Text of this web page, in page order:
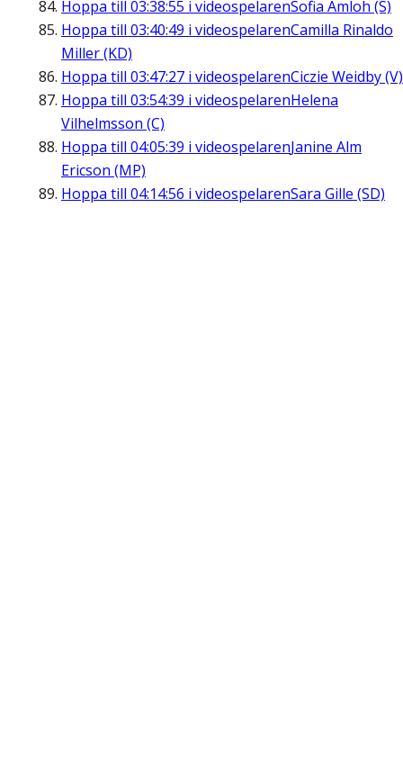
Hoppa till 03:38:55 i videospelarenSofia Amloh (S)
Hoppa till 03:40:49 i videospelarenCamilla Rinaldo
Miller (KD)
Hoppa till 03:47:27 i videospelarenCiczie Weidby (V)
Hoppa till 03:54:39 i videospelarenHelena
Vilhelmsson (C)
Hoppa till 04:05:39 i videospelarenJanine Alm
Ericson (MP)
Hoppa till 04:14:56 i videospelarenSara Gille (SD)